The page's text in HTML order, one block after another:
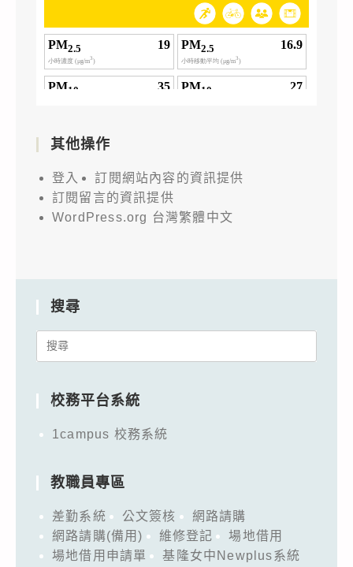
其他操作
登入
訂閱網站內容的資訊提供
訂閱留言的資訊提供
WordPress.org 台灣繁體中文
搜尋
Search
校務平台系統
1campus 校務系統
教職員專區
差勤系統 公文簽核
網路請購
網路請購(備用)
維修登記
場地借用
場地借用申請單
基隆女中Newplus系統